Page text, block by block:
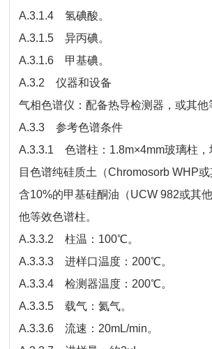
A.3.1.4 氢碘酸。
A.3.1.5 异丙碘。
A.3.1.6 甲基碘。
A.3.2 仪器和设备
气相色谱仪：配备热导检测器，或其他
A.3.3 参考色谱条件
A.3.3.1 色谱柱：1.8m×4mm玻璃柱，
目色谱纯硅质土（Chromosorb WHP
含10%的甲基硅酮油（UCW 982或其
他等效色谱柱。
A.3.3.2 柱温：100℃。
A.3.3.3 进样口温度：200℃。
A.3.3.4 检测器温度：200℃。
A.3.3.5 载气：氦气。
A.3.3.6 流速：20mL/min。